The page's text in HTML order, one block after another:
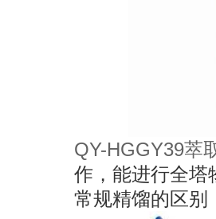
QY-HGGY39萃
作，能进行全塔
常规精馏的区别